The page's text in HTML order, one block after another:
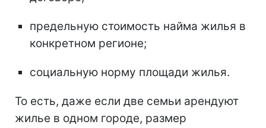
предельную стоимость найма жилья в
конкретном регионе;
социальную норму площади жилья.
То есть, даже если две семьи арендуют
жилье в одном городе, размер